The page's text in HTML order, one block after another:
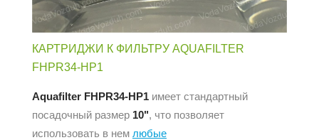
КАРТРИДЖИ К ФИЛЬТРУ AQUAFILTER
FHPR34-HP1
Aquafilter FHPR34-HP1 имеет стандартный
посадочный размер 10", что позволяет
использовать в нем любые